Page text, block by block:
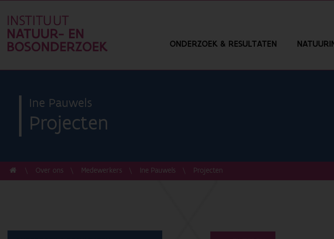
ONDERZOEK & RESULTATEN
Ine Pauwels
Projecten
Over ons Medewerkers Ine Pauwels Projecten